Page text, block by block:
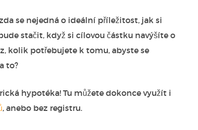
se nejedná o ideální příležitost, jak si
stačit, když si cílovou částku navýšíte o
kolik potřebujete k tomu, abyste se
to?
hypotéka! Tu můžete dokonce využít i
, anebo bez registru.